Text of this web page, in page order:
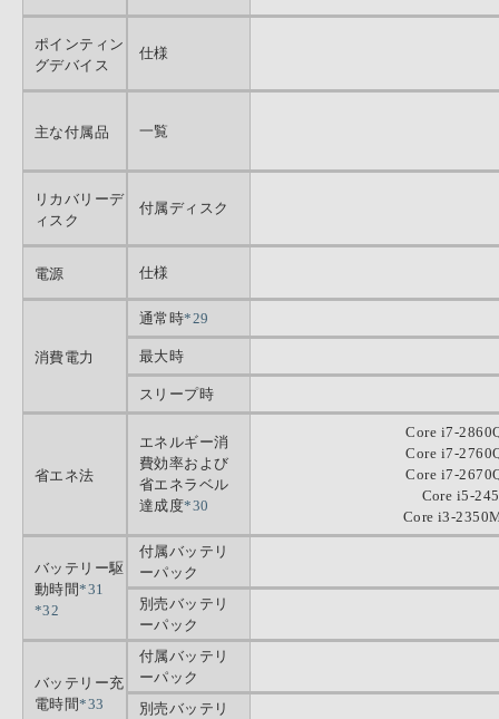
ポインティン
グデバイス
仕様
主な付属品 一覧
リカバリーデ
ィスク
付属ディスク
電源 仕様
消費電力
通常時*29
最大時
スリープ時
省エネ法
エネルギー消
費効率および
省エネラベル
達成度*30
Core i7-
Core i7-
Core i7-
Core i5-
Core i3-
バッテリー駆
動時間*31
*32
付属バッテリ
ーパック
別売バッテリ
ーパック
バッテリー充
電時間*33
付属バッテリ
ーパック
別売バッテリ